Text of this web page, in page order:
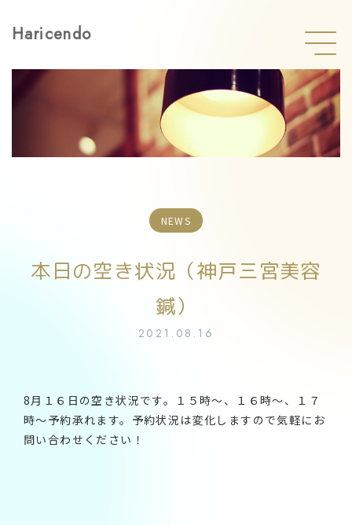
Haricendo
NEWS
本日の空き状況（神戸三宮美容
鍼）
2021.08.16
8月１６日の空き状況です。１５時～、１６時～、１７
時～予約承れます。予約状況は変化しますので気軽にお
問い合わせください！